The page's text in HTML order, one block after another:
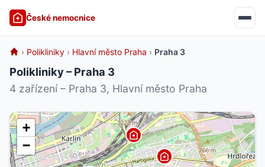
České nemocnice
› Polikliniky › Hlavní město Praha › Praha 3
Polikliniky – Praha 3
4 zařízení – Praha 3, Hlavní město Praha
+
−